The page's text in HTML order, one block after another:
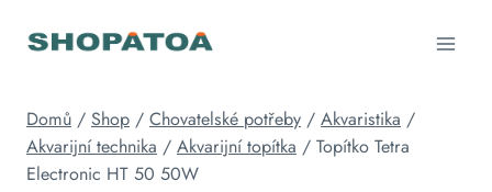
Domů / Shop / Chovatelské potřeby / Akvaristika /
Akvarijní technika / Akvarijní topítka / Topítko Tetra
Electronic HT 50 50W